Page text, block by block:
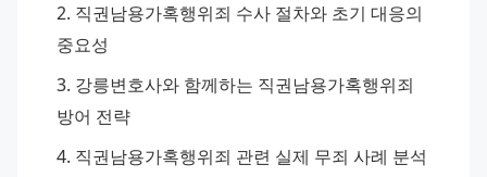
직권남용가혹행위죄 수사 절차와 초기 대응의
중요성
강릉변호사와 함께하는 직권남용가혹행위죄
방어 전략
직권남용가혹행위죄 관련 실제 무죄 사례 분석